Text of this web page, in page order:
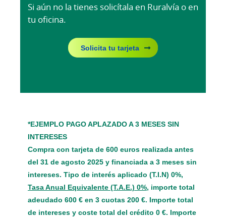
Si aún no la tienes solicítala en Ruralvía o en
tu oficina.
Solicita tu tarjeta
*EJEMPLO PAGO APLAZADO A 3 MESES SIN
INTERESES
Compra con tarjeta de 600 euros realizada antes
del 31 de agosto 2025 y financiada a 3 meses sin
intereses. Tipo de interés aplicado (T.I.N) 0%,
Tasa Anual Equivalente (T.A.E.) 0%, importe total
adeudado 600 € en 3 cuotas 200 €. Importe total
de intereses y coste total del crédito 0 €. Importe